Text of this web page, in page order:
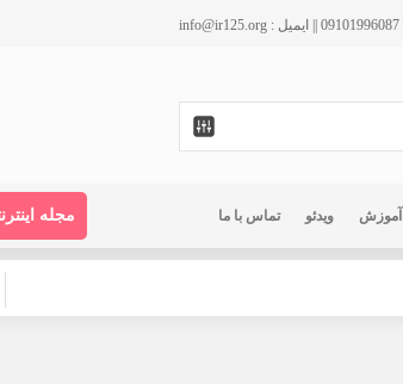
آموزش ویدئو تماس با ما مجله